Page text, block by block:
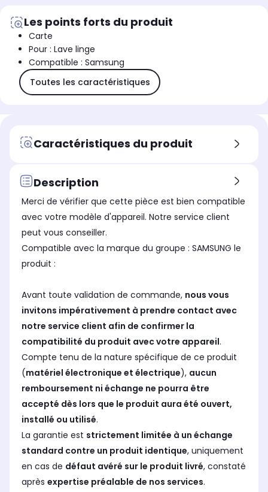
Les points forts du produit
Carte
Pour : Lave linge
Compatible : Samsung
Toutes les caractéristiques
Caractéristiques du produit
Description
Merci de vérifier que cette pièce est bien compatible
avec votre modèle d'appareil. Notre service client
peut vous conseiller.
Compatible avec la marque du groupe : SAMSUNG le
produit :
Avant toute validation de commande, nous vous
invitons impérativement à prendre contact avec
notre service client afin de confirmer la
compatibilité du produit avec votre appareil.
Compte tenu de la nature spécifique de ce produit
(matériel électronique et électrique), aucun
remboursement ni échange ne pourra être
accepté dès lors que le produit aura été ouvert,
installé ou utilisé.
La garantie est strictement limitée à un échange
standard contre un produit identique, uniquement
en cas de défaut avéré sur le produit livré, constaté
après expertise préalable de nos services.